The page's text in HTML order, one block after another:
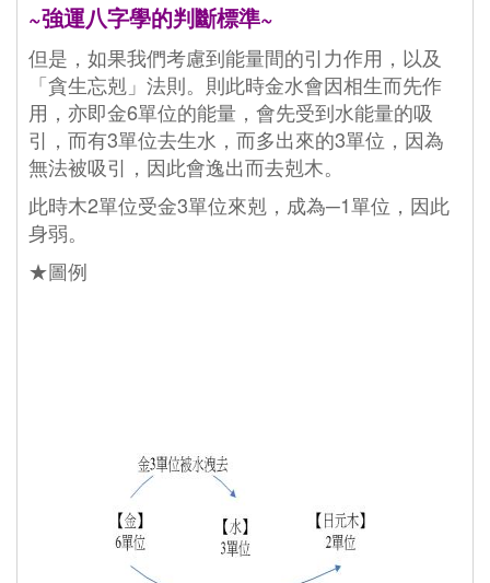
~強運八字學的判斷標準~
但是，如果我們考慮到能量間的引力作用，以及
「貪生忘剋」法則。則此時金水會因相生而先作
用，亦即金6單位的能量，會先受到水能量的吸
引，而有3單位去生水，而多出來的3單位，因為
無法被吸引，因此會逸出而去剋木。
此時木2單位受金3單位來剋，成為─1單位，因此
身弱。
★圖例